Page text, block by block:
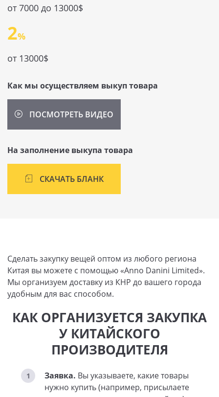
от 7000 до 13000$
2
от 13000$
Как мы осуществляем выкуп товара
ПОСМОТРЕТЬ ВИДЕО
На заполнение выкупа товара
СКАЧАТЬ БЛАНК
Сделать закупку вещей оптом из любого региона
Китая вы можете с помощью «Anno Danini Limited».
Мы организуем доставку из КНР до вашего города
удобным для вас способом.
КАК ОРГАНИЗУЕТСЯ ЗАКУПКА
У КИТАЙСКОГО
ПРОИЗВОДИТЕЛЯ
Заявка. Вы указываете, какие товары
нужно купить (например, присылаете